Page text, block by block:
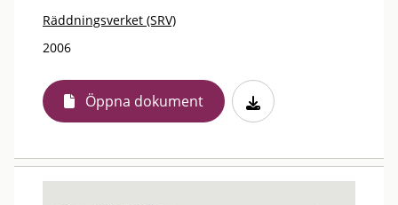
Räddningsverket (SRV)
2006
Öppna dokument